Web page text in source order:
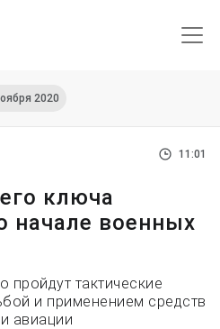
2020
11:01
ключа
начале военных
пройдут тактические
и применением средств
авиации